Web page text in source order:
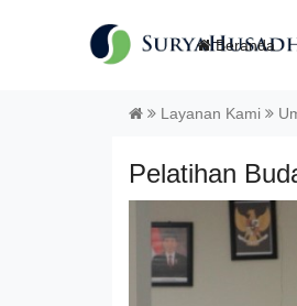
Beranda
Layanan Kami
Pelatihan